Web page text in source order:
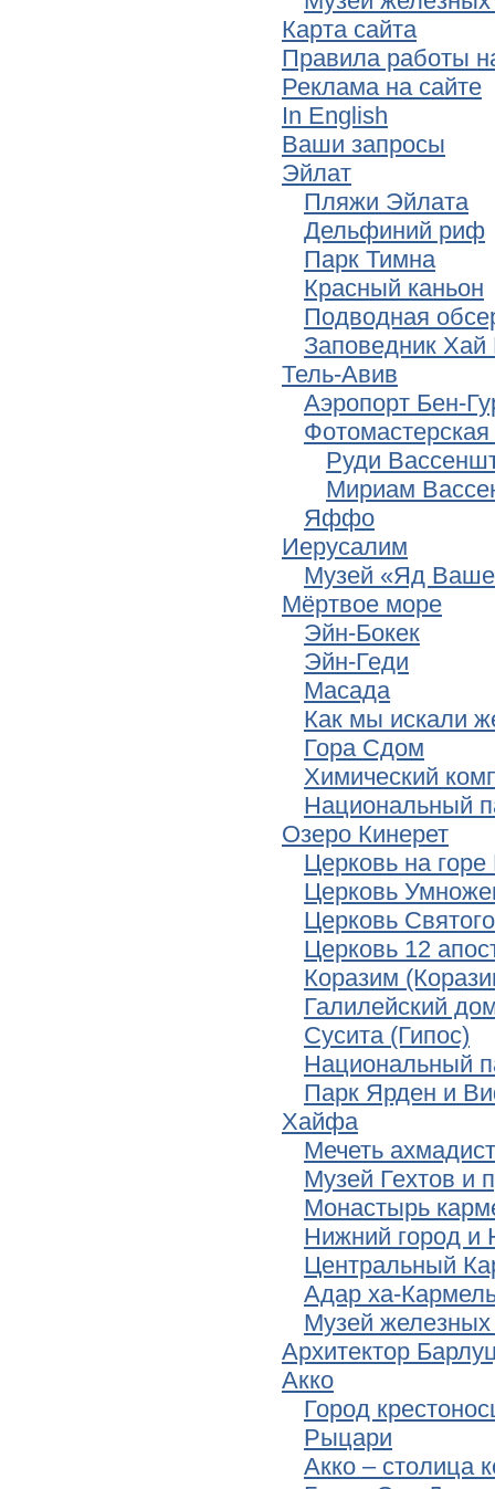
Карта сайта
Правила работы
Реклама на сайте
In English
Ваши запросы
Эйлат
Пляжи Эйлата
Дельфиний риф
Парк Тимна
Красный каньон
Подводная
Заповедник Хай
Тель-Авив
Аэропорт Бен-
Руди
Мириам
Яффо
Иерусалим
Музей «Яд
Мёртвое море
Эйн-Бокек
Эйн-Геди
Масада
Как мы искали
Гора Сдом
Химический
Национальный
Озеро Кинерет
Церковь на
Церковь
Церковь
Церковь 12
Коразим
Галилейский
Сусита (Гипос)
Национальный
Парк Ярден и
Хайфа
Мечеть
Музей Гехтов и
Монастырь
Нижний город и
Центральный
Адар ха-
Музей
Архитектор
Акко
Город
Рыцари
Акко – столица